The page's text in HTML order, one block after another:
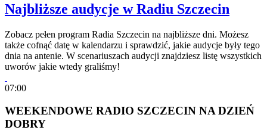
Najbliższe audycje w Radiu Szczecin
Zobacz pełen program Radia Szczecin na najbliższe dni. Możesz
także cofnąć datę w kalendarzu i sprawdzić, jakie audycje były tego
dnia na antenie. W scenariuszach audycji znajdziesz listę wszystkich
uworów jakie wtedy graliśmy!
07:00
WEEKENDOWE RADIO SZCZECIN NA DZIEŃ
DOBRY